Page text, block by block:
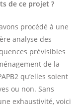
de ce projet ?
procédé à une
analyse des
prévisibles
de la
qu’elles soient
ou non. Sans
exhaustivité, voici